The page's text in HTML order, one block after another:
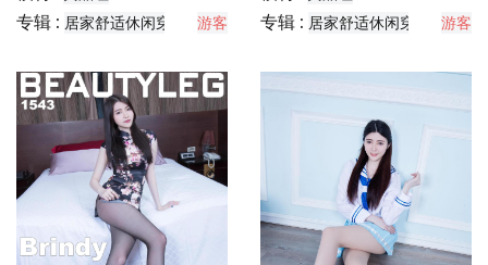
专辑 : 居家舒适休闲穿搭分享
游客 专辑 : 居家舒适休闲穿搭分享
游客